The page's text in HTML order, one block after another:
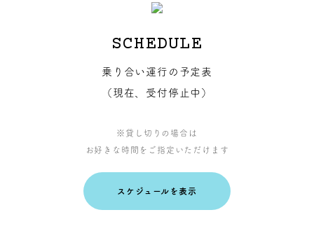
SCHEDULE
乗り合い運行の予定表
（現在、受付停止中）
※貸し切りの場合は
お好きな時間をご指定いただけます
スケジュールを表示